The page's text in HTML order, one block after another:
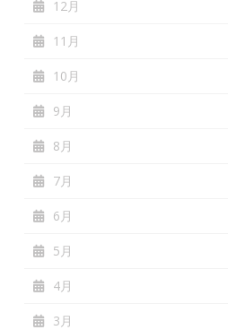
12月
11月
10月
9月
8月
7月
6月
5月
4月
3月